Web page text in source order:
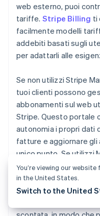
web esterno, puoi
tariffe. Stripe Billing ti
facilmente modelli
addebiti basati sugli
per adattarli alle
Se non utilizzi Stripe
tuoi clienti possono
abbonamenti sul web
Stripe. Questo portale
autonomia i propri dati
fatture e aggiornare gli
unico punto. Se utilizzi
include
gestione degli
You’re viewing our
in the United States.
Switch to the United